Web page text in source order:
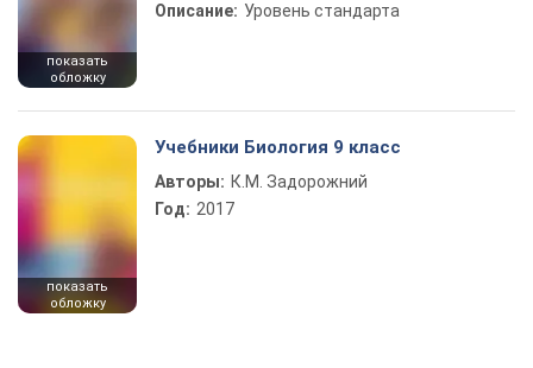
показать
обложку
Описание: Уровень стандарта
показать
обложку
Учебники Биология 9 класс
Авторы: К.М. Задорожний
Год: 2017